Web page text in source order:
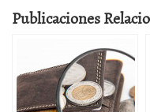
Publicaciones